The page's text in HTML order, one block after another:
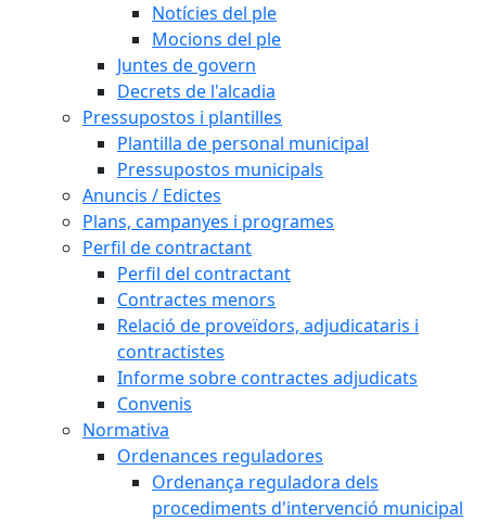
Notícies del ple
Mocions del ple
Juntes de govern
Decrets de l'alcadia
Pressupostos i plantilles
Plantilla de personal municipal
Pressupostos municipals
Anuncis / Edictes
Plans, campanyes i programes
Perfil de contractant
Perfil del contractant
Contractes menors
Relació de proveïdors, adjudicataris i
contractistes
Informe sobre contractes adjudicats
Convenis
Normativa
Ordenances reguladores
Ordenança reguladora dels
procediments d'intervenció municipal